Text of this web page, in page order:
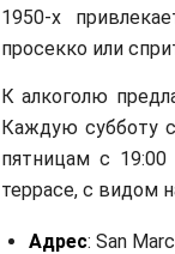
1950-х
просекко или
К алкоголю
Каждую субботу
пятницам с
террасе, с видом
Адрес: San